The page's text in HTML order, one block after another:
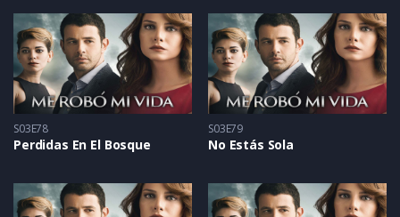
S03E78
Perdidas En El Bosque
S03E79
No Estás Sola